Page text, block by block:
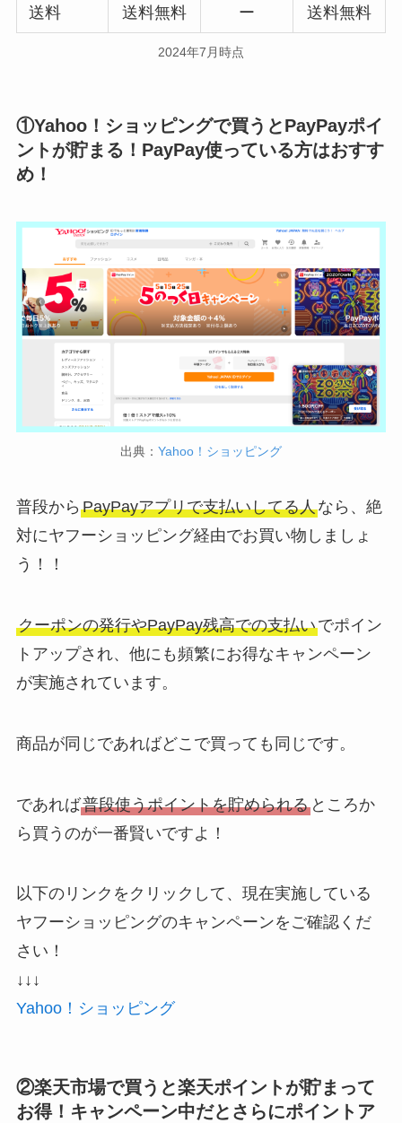
送料 送料無料 ー 送料無料
2024年7月時点
①Yahoo！ショッピングで買うとPayPayポイ
ントが貯まる！PayPay使っている方はおすす
め！
出典： Yahoo！ショッピング
普段から PayPayアプリで支払いしてる人なら、絶
対にヤフーショッピング経由でお買い物しましょ
う！！
クーポンの発行やPayPay残高での支払いでポイン
トアップされ、他にも頻繁にお得なキャンペーン
が実施されています。
商品が同じであればどこで買っても同じです。
であれば普段使うポイントを貯められるところか
ら買うのが一番賢いですよ！
以下のリンクをクリックして、現在実施している
ヤフーショッピングのキャンペーンをご確認くだ
さい！
↓↓↓
Yahoo！ショッピング
②楽天市場で買うと楽天ポイントが貯まって
お得！キャンペーン中だとさらにポイントア